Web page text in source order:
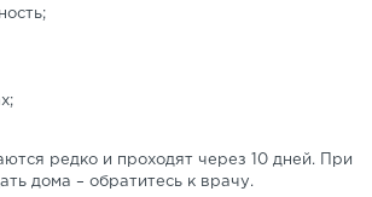
редко и проходят через 10 дней. При
дома – обратитесь к врачу.